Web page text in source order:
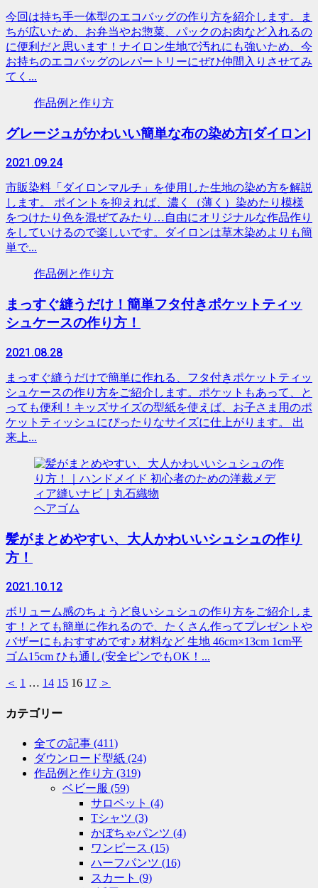
今回は持ち手一体型のエコバッグの作り方を紹介します。ま
ちが広いため、お弁当やお惣菜、パックのお肉など入れるの
に便利だと思います！ナイロン生地で汚れにも強いため、今
お持ちのエコバッグのレパートリーにぜひ仲間入りさせてみ
てく...
作品例と作り方
グレージュがかわいい簡単な布の染め方[ダイロン]
2021.09.24
市販染料「ダイロンマルチ」を使用した生地の染め方を解説
します。 ポイントを抑えれば、濃く（薄く）染めたり模様
をつけたり色を混ぜてみたり…自由にオリジナルな作品作り
をしていけるので楽しいです。ダイロンは草木染めよりも簡
単で...
作品例と作り方
まっすぐ縫うだけ！簡単フタ付きポケットティッ
シュケースの作り方！
2021.08.28
まっすぐ縫うだけで簡単に作れる、フタ付きポケットティッ
シュケースの作り方をご紹介します。ポケットもあって、と
っても便利！キッズサイズの型紙を使えば、お子さま用のポ
ケットティッシュにぴったりなサイズに仕上がります。 出
来上...
ヘアゴム
髪がまとめやすい、大人かわいいシュシュの作り
方！
2021.10.12
ボリューム感のちょうど良いシュシュの作り方をご紹介しま
す！とても簡単に作れるので、たくさん作ってプレゼントや
バザーにもおすすめです♪ 材料など 生地 46cm×13cm 1cm平
ゴム15cm ひも通し(安全ピンでもOK！...
＜ 1 … 14 15 16 17 ＞
カテゴリー
全ての記事 (411)
ダウンロード型紙 (24)
作品例と作り方 (319)
ベビー服 (59)
サロペット (4)
Tシャツ (3)
かぼちゃパンツ (4)
ワンピース (15)
ハーフパンツ (16)
スカート (9)